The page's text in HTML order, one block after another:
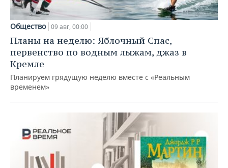
Общество 09 авг, 00:00
Планы на неделю: Яблочный Спас,
первенство по водным лыжам, джаз в
Кремле
Планируем грядущую неделю вместе с «Реальным
временем»